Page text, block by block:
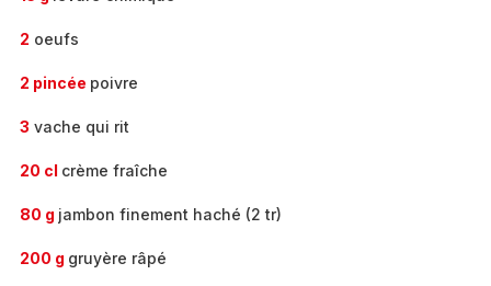
2 oeufs
2 pincée poivre
3 vache qui rit
20 cl crème fraîche
80 g jambon finement haché (2 tr)
200 g gruyère râpé